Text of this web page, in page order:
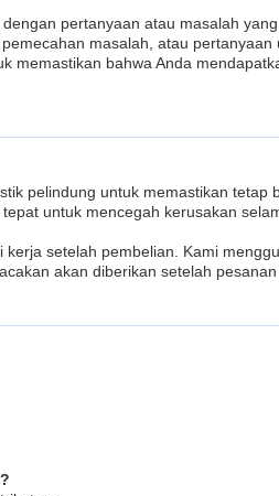
pertanyaan atau masalah
masalah, atau
bahwa Anda
pelindung untuk memastikan
untuk mencegah kerusakan
setelah pembelian. Kami
akan diberikan setelah pesanan